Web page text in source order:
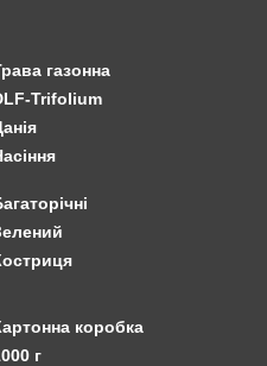
газонна
Trifolium
коробка
г